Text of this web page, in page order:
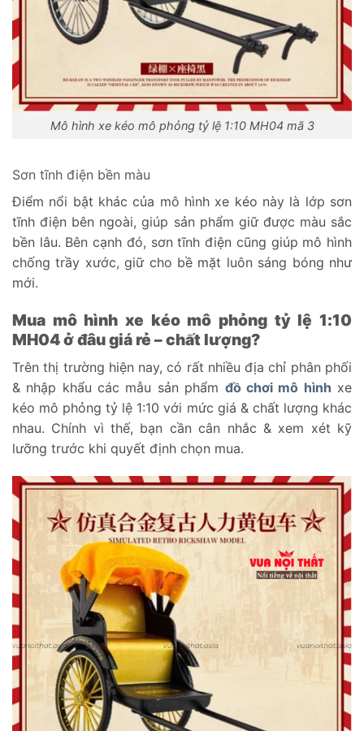
Mô hình xe kéo mô phỏng tỷ lệ 1:10 MH04 mã 3
Sơn tĩnh điện bền màu
Điểm nổi bật khác của mô hình xe kéo này là lớp sơn
tĩnh điện bên ngoài, giúp sản phẩm giữ được màu sắc
bền lâu. Bên cạnh đó, sơn tĩnh điện cũng giúp mô hình
chống trầy xước, giữ cho bề mặt luôn sáng bóng như
mới.
Mua mô hình xe kéo mô phỏng tỷ lệ 1:10
MH04 ở đâu giá rẻ – chất lượng?
Trên thị trường hiện nay, có rất nhiều địa chỉ phân phối
& nhập khẩu các mẫu sản phẩm đồ chơi mô hình xe
kéo mô phỏng tỷ lệ 1:10 với mức giá & chất lượng khác
nhau. Chính vì thế, bạn cần cân nhắc & xem xét kỹ
lưỡng trước khi quyết định chọn mua.